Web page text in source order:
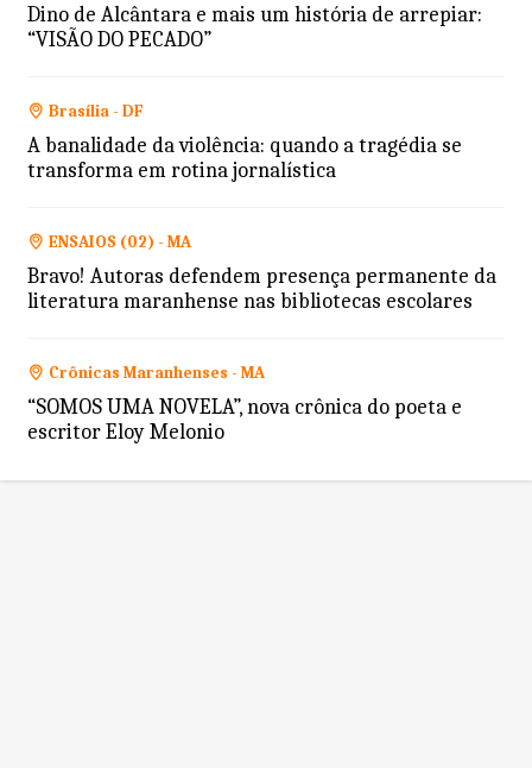
Dino de Alcântara e mais um história de arrepiar:
“VISÃO DO PECADO”
Brasília - DF
A banalidade da violência: quando a tragédia se
transforma em rotina jornalística
ENSAIOS (02) - MA
Bravo! Autoras defendem presença permanente da
literatura maranhense nas bibliotecas escolares
Crônicas Maranhenses - MA
“SOMOS UMA NOVELA”, nova crônica do poeta e
escritor Eloy Melonio